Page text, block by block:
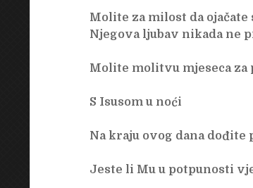
Molite za milost da
Njegova ljubav nikada ne
Molite molitvu mjeseca za
S Isusom u noći
Na kraju ovog dana
Jeste li Mu u potpunosti